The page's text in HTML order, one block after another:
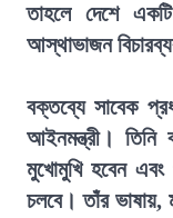
তাহলে দেশে
আস্থাভাজন
বক্তব্যে সাবেক
আইনমন্ত্রী। তিনি
মুখোমুখি হবেন এবং
চলবে। তাঁর ভাষায়,